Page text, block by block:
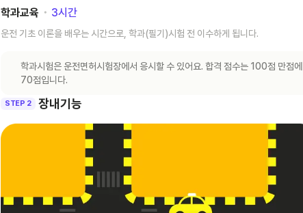
학과교육 ･ 3시간
운전 기초 이론을 배우는 시간으로, 학과(필기)시험 전 이수하게 됩니다.
학과시험은 운전면허시험장에서 응시할 수 있어요. 합격 점수는 100점 만점에
70점입니다.
STEP 2 장내기능